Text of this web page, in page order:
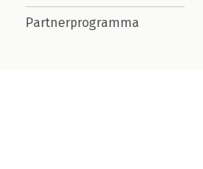
Partnerprogramma